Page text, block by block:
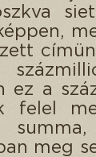
ez a
felel
meg